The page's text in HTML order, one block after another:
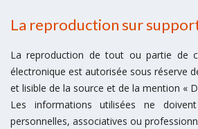
La reproduction sur
La reproduction de tout ou partie de
électronique est autorisée sous réserve
et lisible de la source et de la mention «
Les informations utilisées ne
personnelles, associatives ou